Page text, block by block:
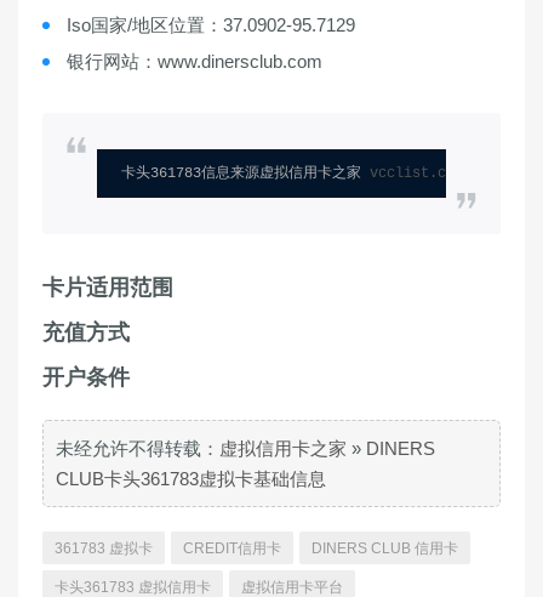
Iso国家/地区位置：37.0902-95.7129
银行网站：www.dinersclub.com
卡头361783信息来源虚拟信用卡之家 vcclist.com
卡片适用范围
充值方式
开户条件
未经允许不得转载： 虚拟信用卡之家 » DINERS
CLUB卡头361783虚拟卡基础信息
361783 虚拟卡 CREDIT信用卡 DINERS CLUB 信用卡
卡头361783 虚拟信用卡 虚拟信用卡平台